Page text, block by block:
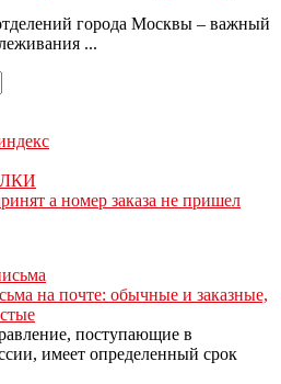
города Москвы – важный
...
а номер заказа не пришел
на почте: обычные и заказные,
поступающие в
имеет определенный срок